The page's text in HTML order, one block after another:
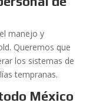
manejo y
Queremos que
los sistemas de
tempranas.
México